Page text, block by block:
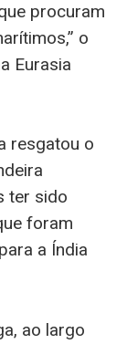
procuram
o
Eurasia
resgatou o
ter sido
foram
a Índia
ao largo